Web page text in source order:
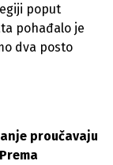
poput
pohađalo je
dva posto
proučavaju